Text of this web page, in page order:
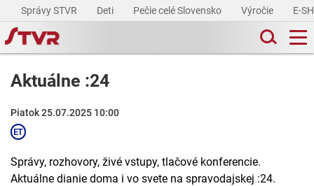
Správy STVR Deti Pečie celé Slovensko Výročie E-
Aktuálne :24
Piatok 25.07.2025 10:00
Správy, rozhovory, živé vstupy, tlačové konferencie.
Aktuálne dianie doma i vo svete na spravodajskej :24.